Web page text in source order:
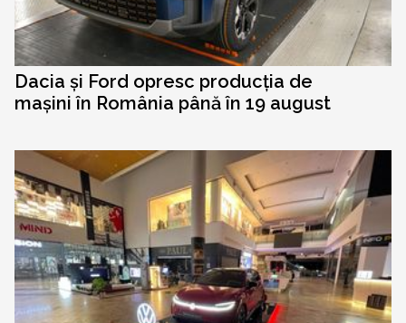
Dacia și Ford opresc producția de
mașini în România până în 19 august